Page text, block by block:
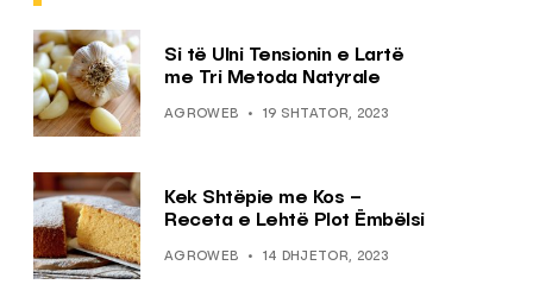
Si të Ulni Tensionin e Lartë
me Tri Metoda Natyrale
AGROWEB 19 SHTATOR, 2023
Kek Shtëpie me Kos –
Receta e Lehtë Plot Ëmbëlsi
AGROWEB 14 DHJETOR, 2023